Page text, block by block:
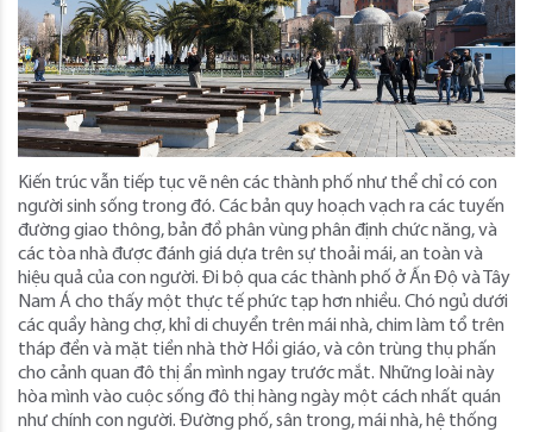
Kiến trúc vẫn tiếp tục vẽ nên các thành phố như thể chỉ có con
người sinh sống trong đó. Các bản quy hoạch vạch ra các tuyến
đường giao thông, bản đồ phân vùng phân định chức năng, và
các tòa nhà được đánh giá dựa trên sự thoải mái, an toàn và
hiệu quả của con người. Đi bộ qua các thành phố ở Ấn Độ và Tây
Nam Á cho thấy một thực tế phức tạp hơn nhiều. Chó ngủ dưới
các quầy hàng chợ, khỉ di chuyển trên mái nhà, chim làm tổ trên
tháp đền và mặt tiền nhà thờ Hồi giáo, và côn trùng thụ phấn
cho cảnh quan đô thị ẩn mình ngay trước mắt. Những loài này
hòa mình vào cuộc sống đô thị hàng ngày một cách nhất quán
như chính con người. Đường phố, sân trong, mái nhà, hệ thống